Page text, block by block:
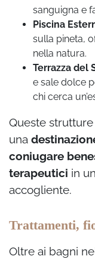
sanguigna e
Piscina
sulla pineta,
nella natura.
Terrazza del
e sale dolce
chi cerca
Queste
una
coniugare
terapeutici in
accogliente.
Trattamenti,
Oltre ai bagni